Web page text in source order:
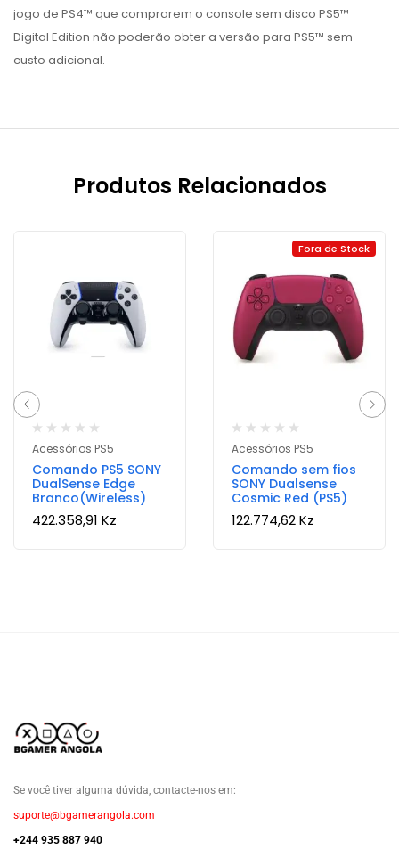
jogo de PS4™ que comprarem o console sem disco PS5™
Digital Edition não poderão obter a versão para PS5™ sem
custo adicional.
Produtos Relacionados
Acessórios PS5
Comando PS5 SONY
DualSense Edge
Branco(Wireless)
422.358,91 Kz
Fora de Stock
Acessórios PS5
Comando sem fios
SONY Dualsense
Cosmic Red (PS5)
122.774,62Kz
Se você tiver alguma dúvida, contacte-nos em:
suporte@bgamerangola.com
+244 935 887 940